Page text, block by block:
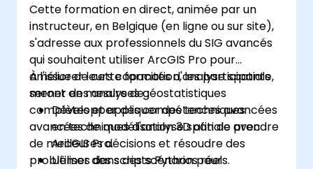
Cette formation en direct, animée par un
instructeur, en Belgique (en ligne ou sur site),
s'adresse aux professionnels du SIG avancés
qui souhaitent utiliser ArcGIS Pro pour
améliorer leurs capacités d'analyse spatiale,
mener des analyses géostatistiques
complètes et appliquer des techniques
avancées de modélisation 3D afin de prendre
de meilleures décisions et résoudre des
problèmes dans des scénarios réels.
À l'issue de cette formation, les participants
seront en mesure de :
Développer des compétences avancées
en techniques d'analyse spatiale avec
ArcGIS Pro.
Utiliser des scripts Python pour